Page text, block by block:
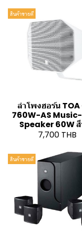
สินค้าขายดี
ลำโพงฮอร์น
760W-AS
Speaker 60W
7,700 THB
สินค้าขายดี